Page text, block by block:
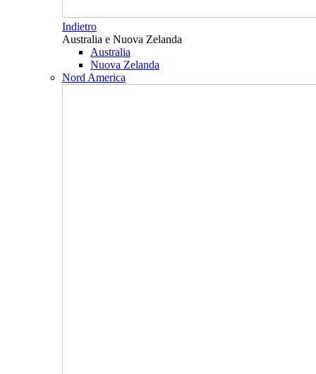
Indietro
Australia e Nuova Zelanda
Australia
Nuova Zelanda
Nord America